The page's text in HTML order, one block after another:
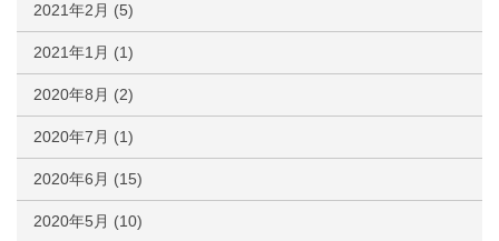
2021年2月 (5)
2021年1月 (1)
2020年8月 (2)
2020年7月 (1)
2020年6月 (15)
2020年5月 (10)